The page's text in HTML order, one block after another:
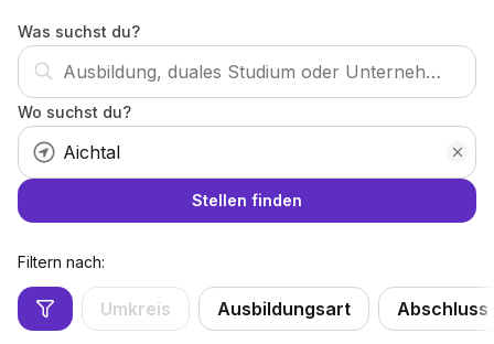
Was suchst du?
Wo suchst du?
Stellen finden
Filtern nach:
Umkreis Ausbildungsart Abschluss